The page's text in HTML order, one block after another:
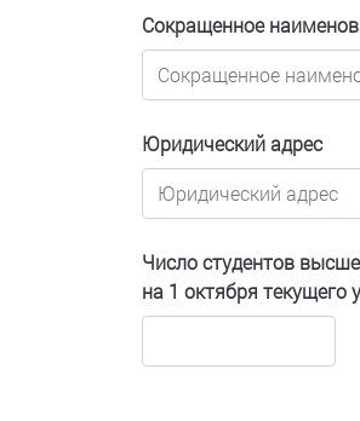
Сокращенное
Юридический адрес
Число студентов
на 1 октября текущего